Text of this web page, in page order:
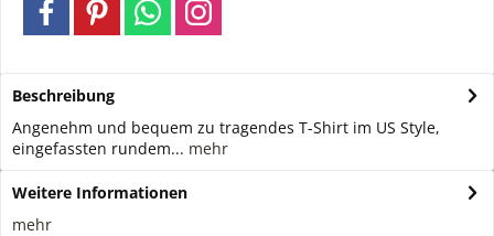
Beschreibung
Angenehm und bequem zu tragendes T-Shirt im US Style,
eingefassten rundem... mehr
Weitere Informationen
mehr